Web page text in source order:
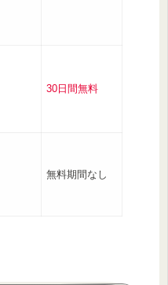
30日間無料
無料期間なし